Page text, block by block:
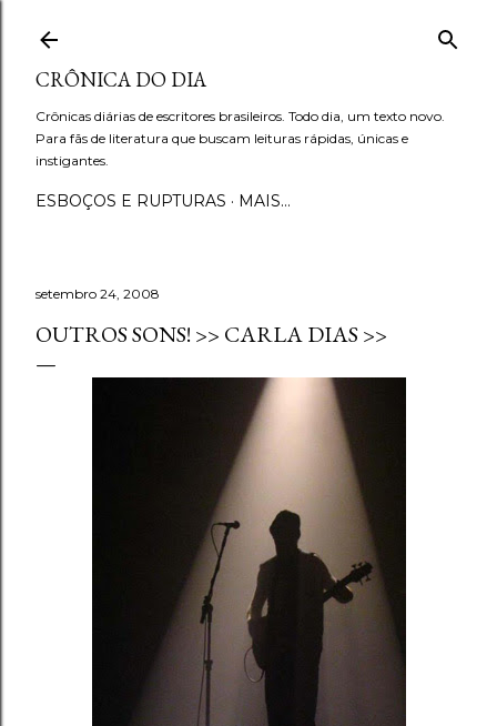
CRÔNICA DO DIA
Crônicas diárias de escritores brasileiros. Todo dia, um texto novo.
Para fãs de literatura que buscam leituras rápidas, únicas e
instigantes.
ESBOÇOS E RUPTURAS MAIS…
setembro 24, 2008
OUTROS SONS! >> CARLA DIAS >>